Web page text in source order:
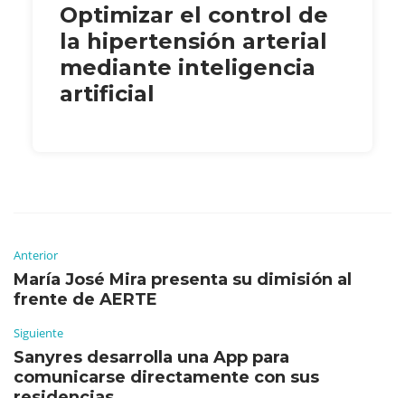
Optimizar el control de
la hipertensión arterial
mediante inteligencia
artificial
Anterior
María José Mira presenta su dimisión al
frente de AERTE
Siguiente
Sanyres desarrolla una App para
comunicarse directamente con sus